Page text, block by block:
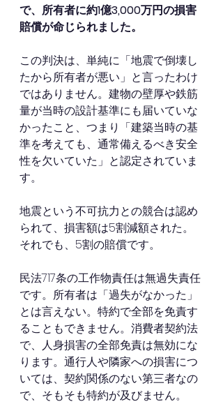
で、所有者に約1億3,000万円の損害
賠償が命じられました。
この判決は、単純に「地震で倒壊し
たから所有者が悪い」と言ったわけ
ではありません。建物の壁厚や鉄筋
量が当時の設計基準にも届いていな
かったこと、つまり「建築当時の基
準を考えても、通常備えるべき安全
性を欠いていた」と認定されていま
す。
地震という不可抗力との競合は認め
られて、損害額は5割減額された。
それでも、5割の賠償です。
民法717条の工作物責任は無過失責任
です。所有者は「過失がなかった」
とは言えない。特約で全部を免責す
ることもできません。消費者契約法
で、人身損害の全部免責は無効にな
ります。通行人や隣家への損害につ
いては、契約関係のない第三者なの
で、そもそも特約が及びません。